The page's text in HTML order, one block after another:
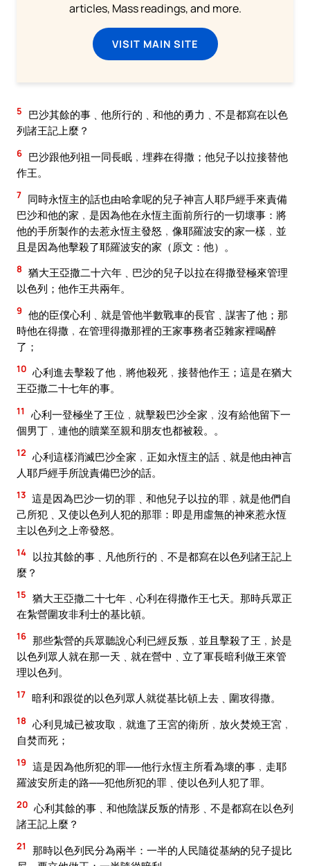
articles, Mass readings, and more.
VISIT MAIN SITE
5
巴沙其餘的事﹑他所行的﹑和他的勇力﹑不是都寫在以色
列諸王記上麼？
6 巴沙跟他列祖一同長眠﹐埋葬在得撒；他兒子以拉接替他
作王。
7 同時永恆主的話也由哈拿呢的兒子神言人耶戶經手來責備
巴沙和他的家﹐是因為他在永恆主面前所行的一切壞事：將
他的手所製作的去惹永恆主發怒﹐像耶羅波安的家一樣﹐並
且是因為他擊殺了耶羅波安的家（原文：他）。
8 猶大王亞撒二十六年﹑巴沙的兒子以拉在得撒登極來管理
以色列；他作王共兩年。
9 他的臣僕心利﹑就是管他半數戰車的長官﹑謀害了他；那
時他在得撒﹐在管理得撒那裡的王家事務者亞雜家裡喝醉
了；
10 心利進去擊殺了他﹐將他殺死﹐接替他作王；這是在猶大
王亞撒二十七年的事。
11
心利一登極坐了王位﹐就擊殺巴沙全家﹐沒有給他留下一
個男丁﹐連他的贖業至親和朋友也都被殺。。
12 心利這樣消滅巴沙全家﹐正如永恆主的話﹑就是他由神言
人耶戶經手所說責備巴沙的話。
13 這是因為巴沙一切的罪﹑和他兒子以拉的罪﹐就是他們自
己所犯﹑又使以色列人犯的那罪：即是用虛無的神來惹永恆
主以色列之上帝發怒。
14 以拉其餘的事﹑凡他所行的﹑不是都寫在以色列諸王記上
麼？
15 猶大王亞撒二十七年﹑心利在得撒作王七天。那時兵眾正
在紮營圍攻非利士的基比頓。
16 那些紮營的兵眾聽說心利已經反叛﹐並且擊殺了王﹐於是
以色列眾人就在那一天﹑就在營中﹑立了軍長暗利做王來管
理以色列。
17 暗利和跟從的以色列眾人就從基比頓上去﹑圍攻得撒。
18 心利見城已被攻取﹐就進了王宮的衛所﹐放火焚燒王宮﹐
自焚而死；
19 這是因為他所犯的罪──他行永恆主所看為壞的事﹐走耶
羅波安所走的路──犯他所犯的罪﹑使以色列人犯了罪。
20 心利其餘的事﹑和他陰謀反叛的情形﹑不是都寫在以色列
諸王記上麼？
21
那時以色列民分為兩半：一半的人民隨從基納的兒子提比